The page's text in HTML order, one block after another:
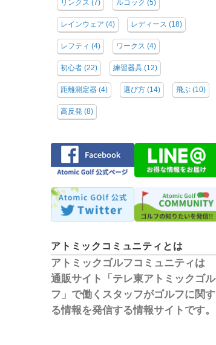
リンクス (7) ルコック (5)
レインウェア (4) レディース (18)
レフティ (4) ワークス (4)
初心者 (22) 練習器具 (12)
距離測定器 (4) 選び方 (14) 飛ぶ (10)
高反発 (8)
アトミックコミュニティとは
アトミックゴルフコミュニティは
通販サイト「テレ東アトミックゴル
フ」で働くスタッフがゴルフに関す
る情報を発信する情報サイトです。